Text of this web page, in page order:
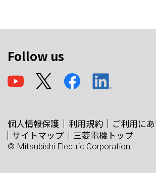
Follow us
個人情報保護 利用規約
ご利用に
サイトマップ
三菱電機トップ
© Mitsubishi Electric Corporation